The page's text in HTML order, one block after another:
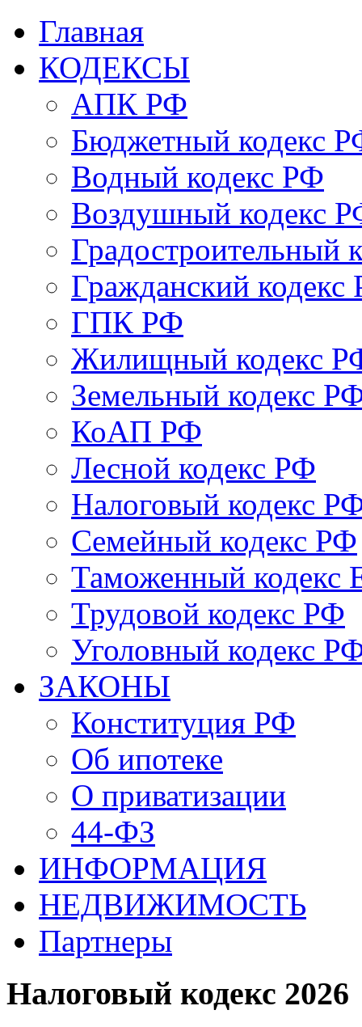
Главная
КОДЕКСЫ
АПК РФ
Бюджетный кодекс
Водный кодекс РФ
Воздушный кодекс
Градостроительный
Гражданский кодекс
ГПК РФ
Жилищный кодекс
Земельный кодекс
КоАП РФ
Лесной кодекс РФ
Налоговый кодекс
Семейный кодекс РФ
Таможенный
Трудовой кодекс РФ
Уголовный кодекс
ЗАКОНЫ
Конституция РФ
Об ипотеке
О приватизации
44-ФЗ
ИНФОРМАЦИЯ
НЕДВИЖИМОСТЬ
Партнеры
Налоговый кодекс 2026